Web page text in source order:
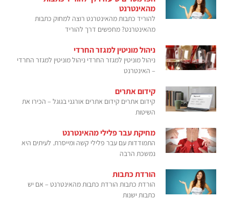
מהאינטרנט
להוריד כתבות מהאינטרנט רוצה למחוק כתבות
מהאינטרנט? מחפשים דרך להוריד
ניהול מוניטין למגזר החרדי
ניהול מוניטין למגזר החרדי ניהול מוניטין למגזר החרדי
– האינטרנט
קידום אתרים
קידום אתרים קידום אתרים אורגני בגוגל – הכירו את
השיטות
מחיקת עבר פלילי מהאינטרנט
התמודדות עם עבר פלילי קשה ומייסרת. לעיתים היא
נמשכת הרבה
הורדת כתבות
הורדת כתבות הורדת כתבות מהאינטרנט – אם יש
כתבות ישנות